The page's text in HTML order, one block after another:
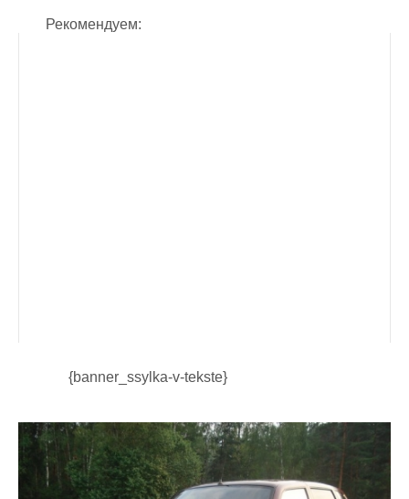
Рекомендуем:
{banner_ssylka-v-tekste}